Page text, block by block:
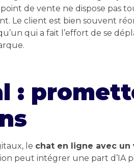
de vente ne dispose pas
Le client est bien souvent
qui a fait l’effort de se
:
le chat en ligne avec un
peut intégrer une part d’IA